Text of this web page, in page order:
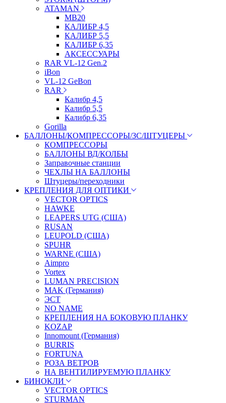
ATAMAN
МВ20
КАЛИБР 4,5
КАЛИБР 5,5
КАЛИБР 6,35
АКСЕССУАРЫ
RAR VL-12 Gen.2
iBon
VL-12 GeBon
RAR
Калибр 4,5
Калибр 5,5
Калибр 6,35
Gorilla
БАЛЛОНЫ/КОМПРЕССОРЫ/ЗС/ШТУЦЕРЫ
КОМПРЕССОРЫ
БАЛЛОНЫ ВД/КОЛБЫ
Заправочные станции
ЧЕХЛЫ НА БАЛЛОНЫ
Штуцеры/переходники
КРЕПЛЕНИЯ ДЛЯ ОПТИКИ
VECTOR OPTICS
HAWKE
LEAPERS UTG (США)
RUSAN
LEUPOLD (США)
SPUHR
WARNE (США)
Aimpro
Vortex
LUMAN PRECISION
MAK (Германия)
ЭСТ
NO NAME
КРЕПЛЕНИЯ НА БОКОВУЮ ПЛАНКУ
KOZAP
Innomount (Германия)
BURRIS
FORTUNA
РОЗА ВЕТРОВ
НА ВЕНТИЛИРУЕМУЮ ПЛАНКУ
БИНОКЛИ
VECTOR OPTICS
STURMAN